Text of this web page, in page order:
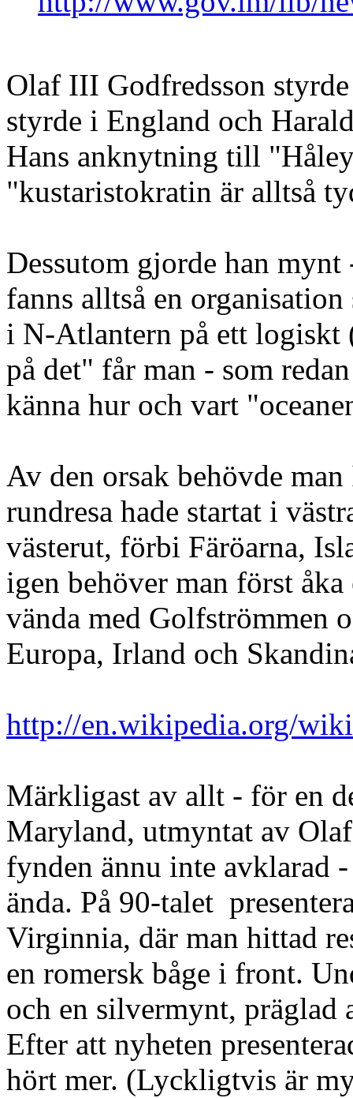
Olaf III Godfredsson
styrde i England och
Hans anknytning till
"kustaristokratin är alltså
Dessutom gjorde han
fanns alltså en
i N-Atlantern på ett
på det" får man - som
känna hur och vart
Av den orsak behövde
rundresa hade startat i
västerut, förbi Färöarna,
igen behöver man först
vända med Golfströmmen
Europa, Irland och
http://en.wikipedia.org/
Märkligast av allt - för en
Maryland, utmyntat av
fynden ännu inte avklarad
ända. På 90-talet
Virginnia, där man hittad
en romersk båge i front.
och en silvermynt, präglad
Efter att nyheten
hört mer. (Lyckligtvis är